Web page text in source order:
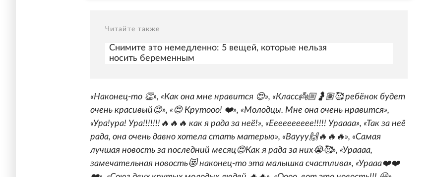
Читайте также
Снимите это немедленно: 5 вещей, которые нельзя
носить беременным
«Наконец-то 👏», «Как она мне нравится 😍», «Класс👼🏼🤰🏽🥰 ребёнок будет
очень красивый😍», «😍 Крутооо! ❤️», «Молодцы. Мне она очень нравится»,
«Ура!ура! Ура!!!!!!!🔥🔥🔥 как я рада за неё!», «Ееееееееее!!!!! Ураааа», «Так за неё
рада, она очень давно хотела стать матерью», «Ваууу🙌🔥🔥🔥», «Самая
лучшая новость за последний месяц😍Как я рада за них😭🥰», «Ураааа,
замечательная новость😻 наконец-то эта малышка счастлива», «Урааа❤️❤️